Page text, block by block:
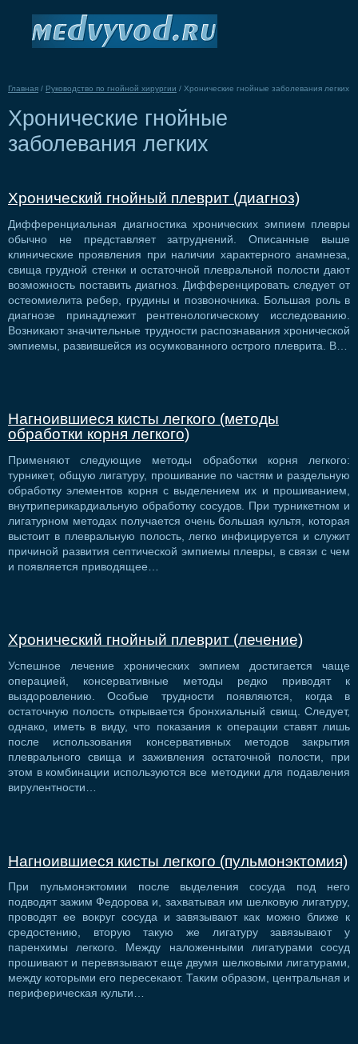
Главная / Руководство по гнойной хирургии / Хронические гнойные заболевания легких
Хронические гнойные
заболевания легких
Хронический гнойный плеврит (диагноз)
Дифференциальная диагностика хронических эмпием плевры
обычно не представляет затруднений. Описанные выше
клинические проявления при наличии характерного анамнеза,
свища грудной стенки и остаточной плевральной полости дают
возможность поставить диагноз. Дифференцировать следует от
остеомиелита ребер, грудины и позвоночника. Большая роль в
диагнозе принадлежит рентгенологическому исследованию.
Возникают значительные трудности распознавания хронической
эмпиемы, развившейся из осумкованного острого плеврита. В…
Нагноившиеся кисты легкого (методы
обработки корня легкого)
Применяют следующие методы обработки корня легкого:
турникет, общую лигатуру, прошивание по частям и раздельную
обработку элементов корня с выделением их и прошиванием,
внутриперикардиальную обработку сосудов. При турникетном и
лигатурном методах получается очень большая культя, которая
выстоит в плевральную полость, легко инфицируется и служит
причиной развития септической эмпиемы плевры, в связи с чем
и появляется приводящее…
Хронический гнойный плеврит (лечение)
Успешное лечение хронических эмпием достигается чаще
операцией, консервативные методы редко приводят к
выздоровлению. Особые трудности появляются, когда в
остаточную полость открывается бронхиальный свищ. Следует,
однако, иметь в виду, что показания к операции ставят лишь
после использования консервативных методов закрытия
плеврального свища и заживления остаточной полости, при
этом в комбинации используются все методики для подавления
вирулентности…
Нагноившиеся кисты легкого (пульмонэктомия)
При пульмонэктомии после выделения сосуда под него
подводят зажим Федорова и, захватывая им шелковую лигатуру,
проводят ее вокруг сосуда и завязывают как можно ближе к
средостению, вторую такую же лигатуру завязывают у
паренхимы легкого. Между наложенными лигатурами сосуд
прошивают и перевязывают еще двумя шелковыми лигатурами,
между которыми его пересекают. Таким образом, центральная и
периферическая культи…